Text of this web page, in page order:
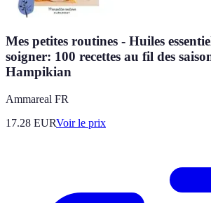
Mes petites routines - Huiles
soigner: 100 recettes au fil des
Hampikian
Ammareal FR
17.28 EURVoir le prix